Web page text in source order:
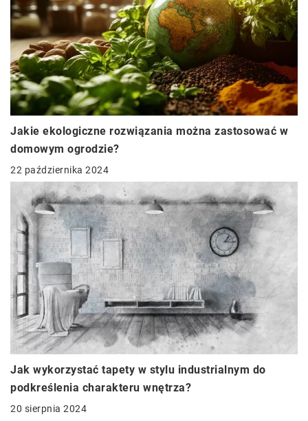
Jakie ekologiczne rozwiązania można zastosować w
domowym ogrodzie?
22 października 2024
Jak wykorzystać tapety w stylu industrialnym do
podkreślenia charakteru wnętrza?
20 sierpnia 2024